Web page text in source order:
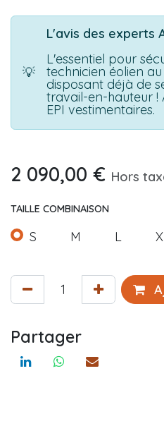
💡
L'avis des experts
L'essentiel pour
technicien éolien
disposant déjà de
travail-en-hauteur
EPI vestimentaires.
2 090,00 € Hors
TAILLE COMBINAISON
S M L
Partager